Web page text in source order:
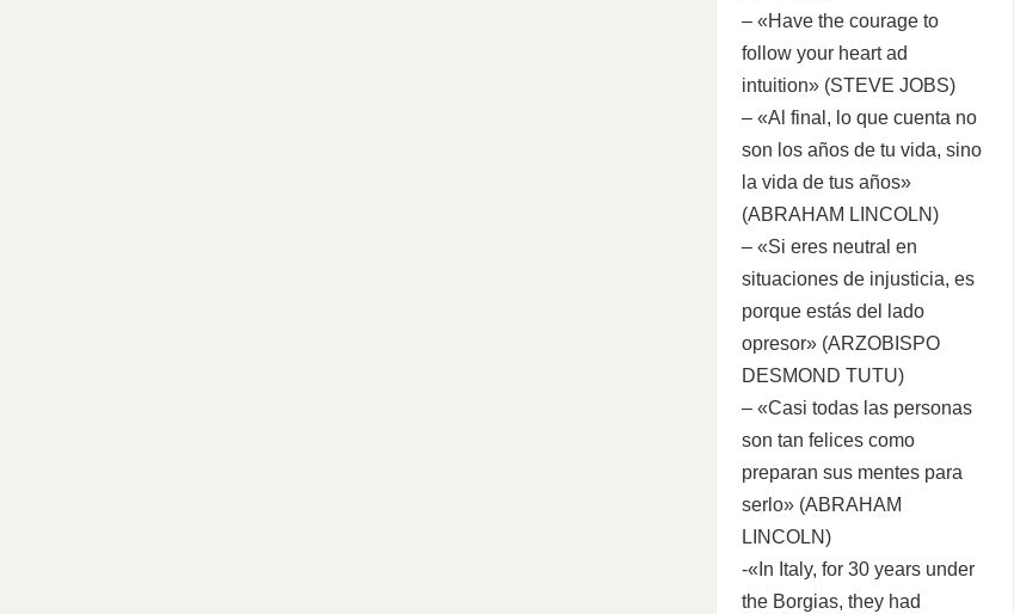
– «Have the courage to
follow your heart ad
intuition» (STEVE JOBS)
– «Al final, lo que cuenta no
son los años de tu vida, sino
la vida de tus años»
(ABRAHAM LINCOLN)
– «Si eres neutral en
situaciones de injusticia, es
porque estás del lado
opresor» (ARZOBISPO
DESMOND TUTU)
– «Casi todas las personas
son tan felices como
preparan sus mentes para
serlo» (ABRAHAM
LINCOLN)
-«In Italy, for 30 years under
the Borgias, they had